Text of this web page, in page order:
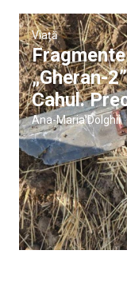
Viață
„Gheran-
Cahul.
Ana-Maria Dolghii